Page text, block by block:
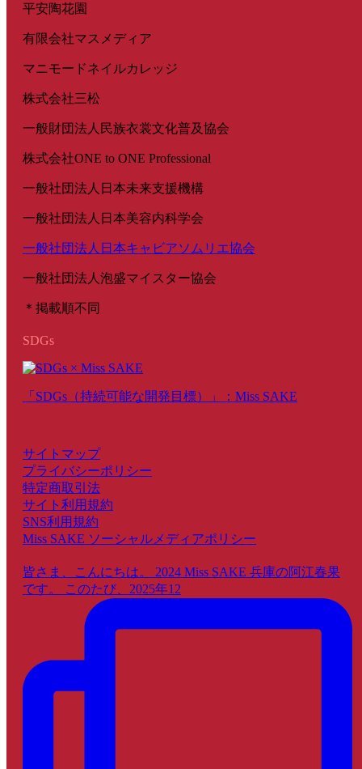
平安陶花園
有限会社マスメディア
マニモードネイルカレッジ
株式会社三松
一般財団法人民族衣裳文化普及協会
株式会社ONE to ONE Professional
一般社団法人日本未来支援機構
一般社団法人日本美容内科学会
一般社団法人日本キャビアソムリエ協会
一般社団法人泡盛マイスター協会
＊掲載順不同
SDGs
「SDGs（持続可能な開発目標）」：Miss SAKE
サイトマップ
プライバシーポリシー
特定商取引法
サイト利用規約
SNS利用規約
Miss SAKE ソーシャルメディアポリシー
皆さま、こんにちは。 2024 Miss SAKE 兵庫の阿江春果
です。 このたび、2025年12